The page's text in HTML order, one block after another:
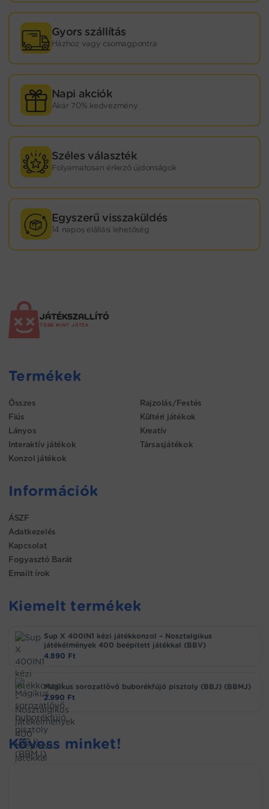
Gyors szállítás
Házhoz vagy csomagpontra
Napi akciók
Akár 70% kedvezmény
Széles választék
Folyamatosan érkező újdonságok
Egyszerű visszaküldés
14 napos elállási lehetőség
JÁTÉKSZALLÍTÓ
TÖBB MINT JÁTÉK
Termékek
Összes
Fiús
Lányos
Interaktív játékok
Konzol játékok
Rajzolás/Festés
Kültéri játékok
Kreatív
Társasjátékok
Információk
ÁSZF
Adatkezelés
Kapcsolat
Fogyasztó Barát
Emailt írok
Kiemelt termékek
Sup X 400IN1 kézi játékkonzol – Nosztalgikus
játékélmények 400 beépített játékkal (BBV)
4.890 Ft
Mágikus sorozatlövő buborékfújó pisztoly (BBJ) (BBMJ)
2.990 Ft
Kövess minket!